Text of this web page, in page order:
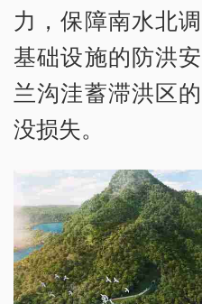
力，保障南水北
基础设施的防洪
兰沟洼蓄滞洪区
没损失。